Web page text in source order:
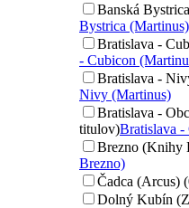
Banská
Bystrica (Martinus)
Bratislava -
- Cubicon
Bratislava -
Nivy (Martinus)
Bratislava -
titulov)Bratislava -
Brezno (Knihy
Brezno)
Čadca (Arcus)
Dolný Kubín